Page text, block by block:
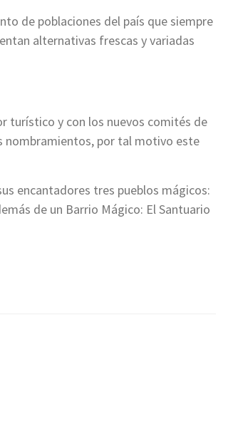
de poblaciones del país que siempre
alternativas frescas y variadas
turístico y con los nuevos comités de
nombramientos, por tal motivo este
encantadores tres pueblos mágicos:
de un Barrio Mágico: El Santuario